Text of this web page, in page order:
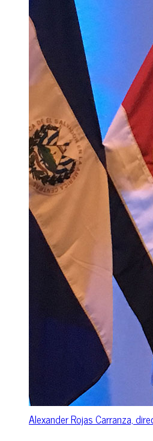
Alexander Rojas Carranza,